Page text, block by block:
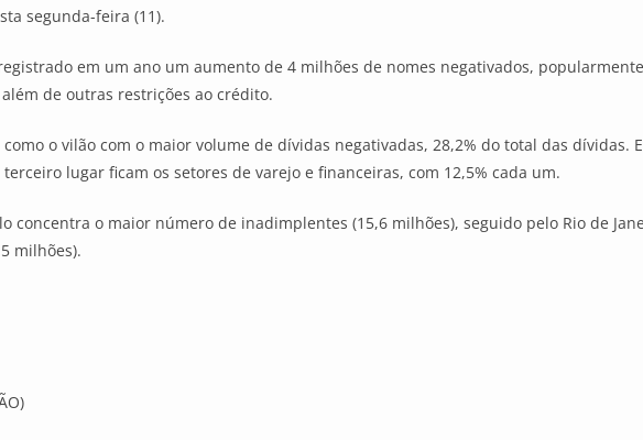
segunda-feira (11).
em um ano um aumento de 4 milhões de nomes negativados,
de outras restrições ao crédito.
o vilão com o maior volume de dívidas negativadas, 28,2% do total das dívidas.
terceiro lugar ficam os setores de varejo e financeiras, com 12,5% cada um.
concentra o maior número de inadimplentes (15,6 milhões), seguido pelo Rio de
milhões).